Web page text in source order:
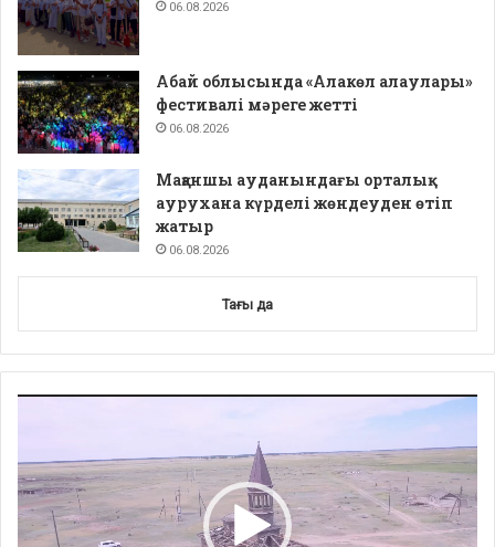
06.08.2026
Абай облысында «Алакөл алаулары»
фестивалі мәреге жетті
06.08.2026
Мақаншы ауданындағы орталық
аурухана күрделі жөндеуден өтіп
жатыр
06.08.2026
Тағы да